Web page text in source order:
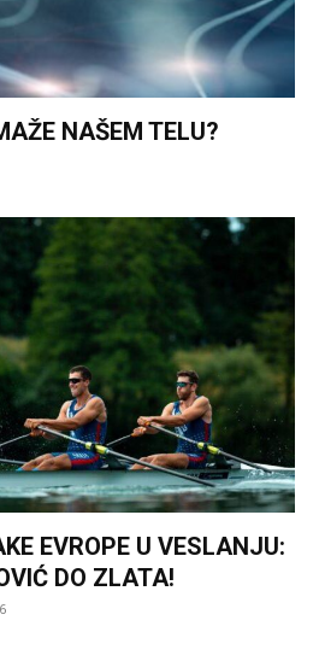
NAŠEM TELU?
EVROPE U VESLANJU:
DO ZLATA!